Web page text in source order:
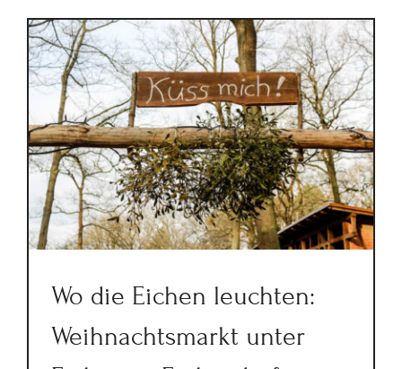
Wo die Eichen leuchten:
Weihnachtsmarkt unter